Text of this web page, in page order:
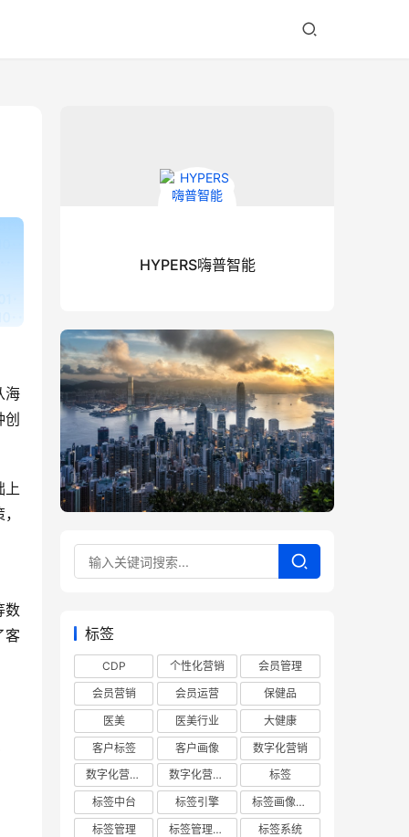
海
上
数
客
HYPERS嗨普智能
标签
CDP 个性化营销
会员管理
会员营销
会员运营
保健品
医美
医美行业
大健康
客户标签
客户画像
数字化营销
数字化营销平台
数字化营销系统
标签
标签中台
标签引擎
标签画像平台
标签管理
标签管理平台
标签系统